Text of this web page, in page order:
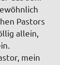
Pastors
allein,
mein